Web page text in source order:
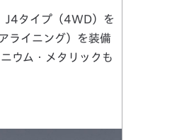
タイプ（4WD）を
ライニング）を装備
ウム・メタリックも